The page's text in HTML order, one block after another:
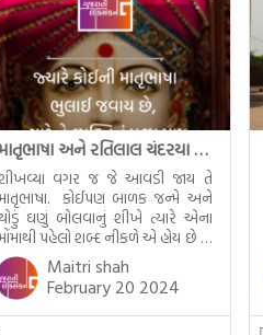
માતૃભાષા અને રતિલાલ ચંદરયા (Ratilal Chandaria)
વગર જ જે આવડી જાય તે
કોઈપણ બાળક જન્મે અને
ઘણું બોલવાનું શીખે ત્યારે એના
પહેલો શબ્દ નીકળે એ હોય છે મા
અથવા મમ એટલે કે ખાવાનું. વળી
બાળકને સૂવડાવવા માટે જે ગીત
હાલરડાં ગાઈએ છીએ તે પણ આપણે
જ ગાઈએ છીએ અંગ્રેજી
Maitri shah
February 20 2024